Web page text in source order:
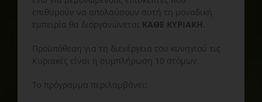
επιθυμούν να απολαύσουν αυτή τη μοναδική
εμπειρία θα διοργανώνεται
ΚΑΘΕ ΚΥΡΙΑΚΗ
Προϋπόθεση για τη διενέργεια του κυνηγιού τις
Κυριακές είναι η συμπλήρωση 10 ατόμων.
Το πρόγραμμα περιλαμβάνει: